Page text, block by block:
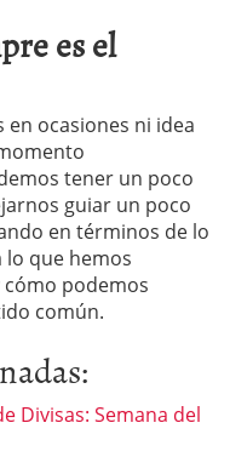
es el
ocasiones ni idea
tener un poco
guiar un poco
en términos de lo
lo que hemos
podemos
común.
Divisas: Semana del